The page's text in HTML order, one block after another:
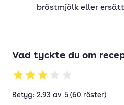
bröstmjölk eller
Vad tyckte du om
Betyg: 2.93 av 5 (60 röster)